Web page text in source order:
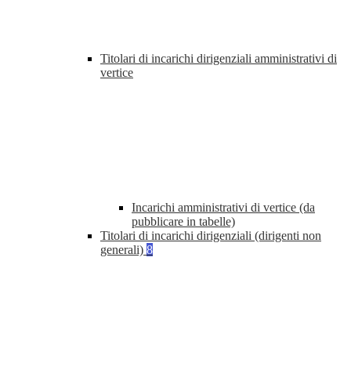
Titolari di incarichi dirigenziali amministrativi di
vertice
Incarichi amministrativi di vertice (da
pubblicare in tabelle)
Titolari di incarichi dirigenziali (dirigenti non
generali) 8